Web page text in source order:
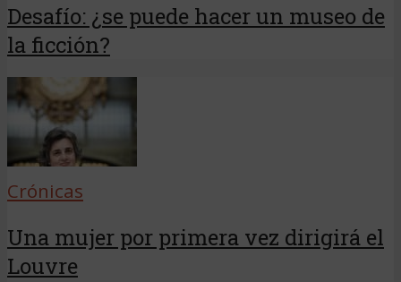
Desafío: ¿se puede hacer un museo de
la ficción?
Crónicas
Una mujer por primera vez dirigirá el
Louvre